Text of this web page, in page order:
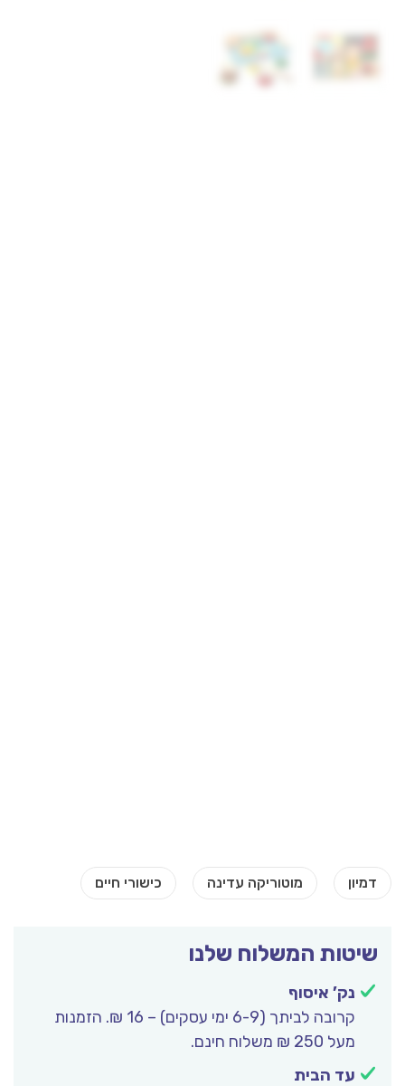
שיטות המשלוח שלנו
נק’ איסוף
קרובה לביתך (6-9 ימי עסקים) – 16 ₪. הזמנות
מעל 250 ₪ משלוח חינם.
עד הבית